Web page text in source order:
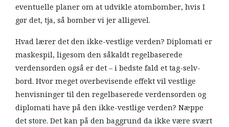
eventuelle planer om at udvikle atombomber, hvis I
gør det, tja, så bomber vi jer alligevel.
Hvad lærer det den ikke-vestlige verden? Diplomati er
maskespil, ligesom den såkaldt regelbaserede
verdensorden også er det – i bedste fald et tag-selv-
bord. Hvor meget overbevisende effekt vil vestlige
henvisninger til den regelbaserede verdensorden og
diplomati have på den ikke-vestlige verden? Næppe
det store. Det kan på den baggrund da ikke være svært